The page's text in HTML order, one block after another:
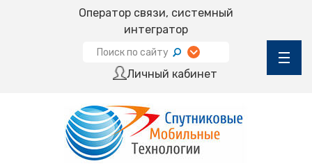
Оператор связи, системный
интегратор
Личный кабинет